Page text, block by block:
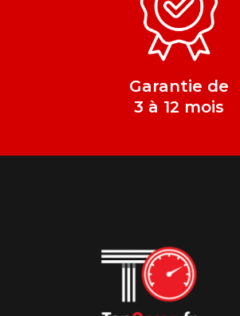
Garantie de
3 à 12 mois